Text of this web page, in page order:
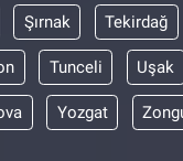
Şırnak Tekirdağ
Tunceli Uşak
Yozgat
Geleceği
Gündemi